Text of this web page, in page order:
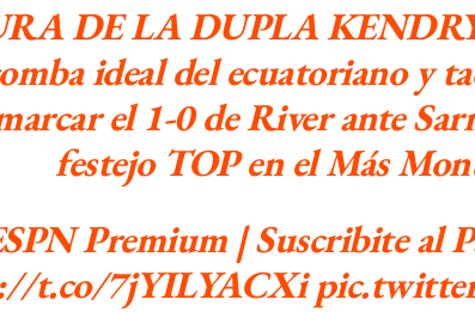
DE LA DUPLA
ideal del ecuatoriano y
el 1-0 de River ante
festejo TOP en el Más
Premium | Suscribite al
t.co/7jYILYACXi